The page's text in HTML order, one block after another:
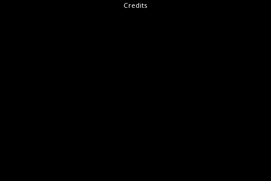
Credits